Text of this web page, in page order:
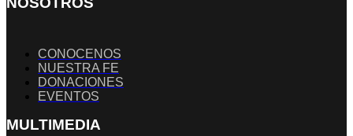
CONOCENOS
NUESTRA FE
DONACIONES
EVENTOS
MULTIMEDIA